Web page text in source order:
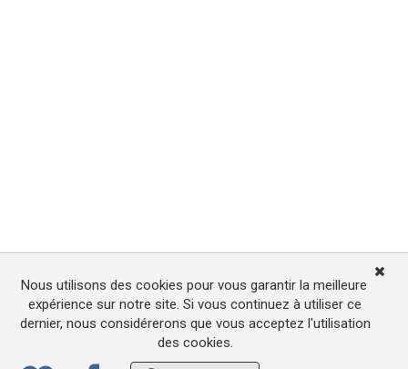
Nous utilisons des cookies pour vous garantir la meilleure
expérience sur notre site. Si vous continuez à utiliser ce
dernier, nous considérerons que vous acceptez l'utilisation
des cookies.